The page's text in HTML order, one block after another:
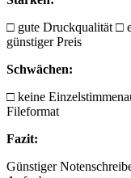
□ gute Druckqualität □
günstiger Preis
Schwächen:
□ keine
Fileformat
Fazit:
Günstiger